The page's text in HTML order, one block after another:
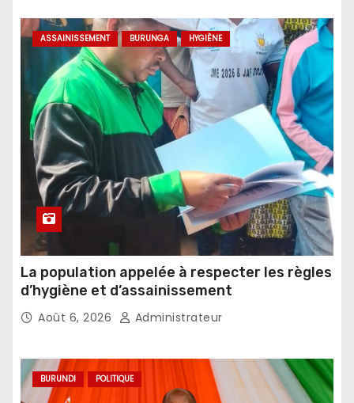
ASSAINISSEMENT BURUNGA HYGIÈNE
La population appelée à respecter les règles
d’hygiène et d’assainissement
Août 6, 2026 Administrateur
BURUNDI POLITIQUE